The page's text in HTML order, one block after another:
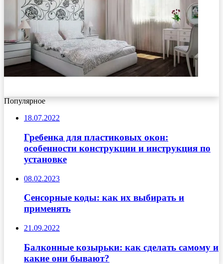
Популярное
18.07.2022
Гребенка для пластиковых окон:
особенности конструкции и инструкция по
установке
08.02.2023
Сенсорные коды: как их выбирать и
применять
21.09.2022
Балконные козырьки: как сделать самому и
какие они бывают?